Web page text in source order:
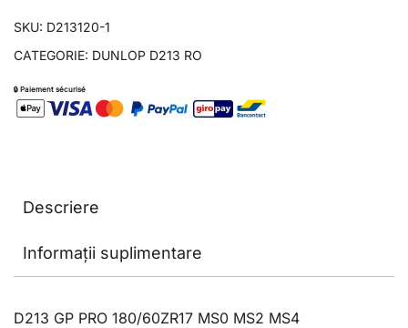
SKU: D213120-1
CATEGORIE: DUNLOP D213 RO
🔒 Paiement sécurisé
Descriere
Informații suplimentare
D213 GP PRO 180/60ZR17 MS0 MS2 MS4